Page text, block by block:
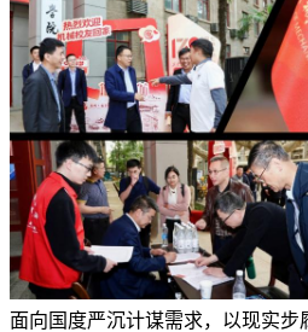
面向国度严沉计谋需求，以现实